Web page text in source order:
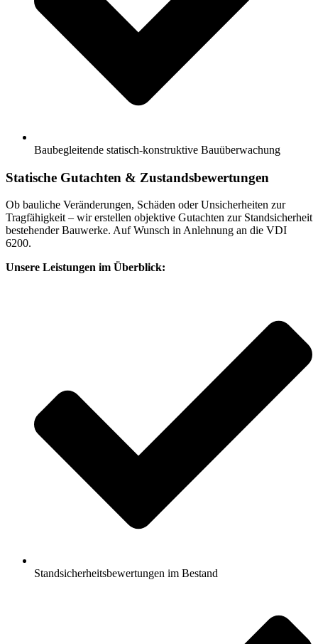
Baubegleitende statisch-konstruktive Bauüberwachung
Statische Gutachten & Zustandsbewertungen
Ob bauliche Veränderungen, Schäden oder Unsicherheiten zur
Tragfähigkeit – wir erstellen objektive Gutachten zur Standsicherheit
bestehender Bauwerke. Auf Wunsch in Anlehnung an die VDI
6200.
Unsere Leistungen im Überblick:
Standsicherheitsbewertungen im Bestand